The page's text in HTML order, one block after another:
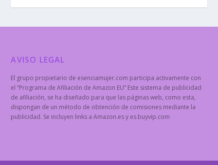
AVISO LEGAL
El grupo propietario de esenciamujer.com participa activamente con
el “Programa de Afiliación de Amazon EU” Este sistema de publicidad
de afiliación, se ha diseñado para que las páginas web, como esta,
dispongan de un método de obtención de comisiones mediante la
publicidad. Se incluyen links a Amazon.es y es.buyvip.com